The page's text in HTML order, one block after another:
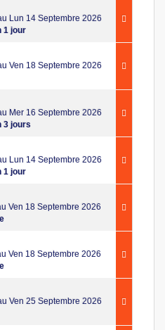
Lun 14 Septembre 2026
1 jour
Ven 18 Septembre 2026
Mer 16 Septembre 2026
3 jours
Lun 14 Septembre 2026
1 jour
Ven 18 Septembre 2026
Ven 18 Septembre 2026
Ven 25 Septembre 2026